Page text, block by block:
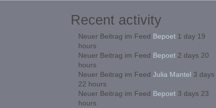
Recent activity
Neuer Beitrag im Feed Bepoet1 day 19
hours
Neuer Beitrag im Feed Bepoet2 days 20
hours
Neuer Beitrag im Feed Julia Mantel 3 days
22 hours
Neuer Beitrag im Feed Bepoet3 days 23
hours